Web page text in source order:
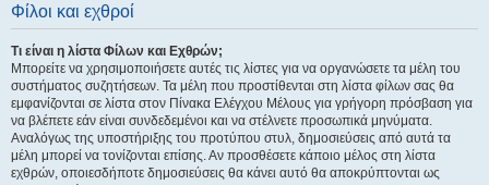
Φίλοι και εχθροί
Τι είναι η λίστα Φίλων και Εχθρών;
Μπορείτε να χρησιμοποιήσετε αυτές τις λίστες για να οργανώσετε τα μέλη του
συστήματος συζητήσεων. Τα μέλη που προστίθενται στη λίστα φίλων σας θα
εμφανίζονται σε λίστα στον Πίνακα Ελέγχου Μέλους για γρήγορη πρόσβαση για
να βλέπετε εάν είναι συνδεδεμένοι και να στέλνετε προσωπικά μηνύματα.
Αναλόγως της υποστήριξης του προτύπου στυλ, δημοσιεύσεις από αυτά τα
μέλη μπορεί να τονίζονται επίσης. Αν προσθέσετε κάποιο μέλος στη λίστα
εχθρών, οποιεσδήποτε δημοσιεύσεις θα κάνει αυτό θα αποκρύπτονται ως